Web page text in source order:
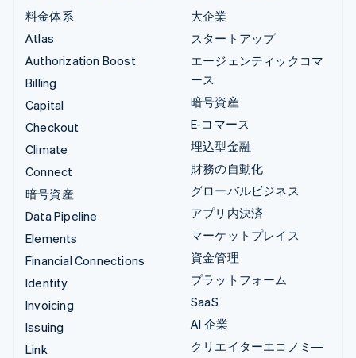
料金体系
Atlas
Authorization Boost
Billing
Capital
Checkout
Climate
Connect
暗号資産
Data Pipeline
Elements
Financial Connections
Identity
Invoicing
Issuing
Link
大企業
スタートアップ
エージェンティックコマ
ース
暗号資産
E-コマース
埋込型金融
財務の自動化
グローバルビジネス
アプリ内決済
マーケットプレイス
資金管理
プラットフォーム
SaaS
AI 企業
クリエイターエコノミ―